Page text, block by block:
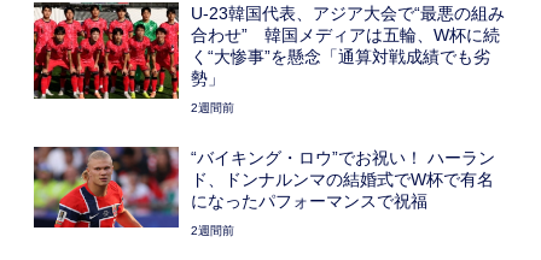
U-23韓国代表、アジア大会で“最悪の組み
合わせ” 韓国メディアは五輪、W杯に続
く“大惨事”を懸念「通算対戦成績でも劣
勢」
2週間前
“バイキング・ロウ”でお祝い！ ハーラン
ド、ドンナルンマの結婚式でW杯で有名
になったパフォーマンスで祝福
2週間前